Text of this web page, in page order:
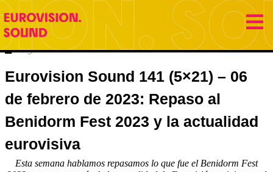
Eurovision Sound
6 febrero 2023
Hugo Carabaña Menéndez
Eurovision Sound 141 (5×21) – 06
de febrero de 2023: Repaso al
Benidorm Fest 2023 y la actualidad
eurovisiva
Esta semana hablamos repasamos lo que fue el Benidorm Fest